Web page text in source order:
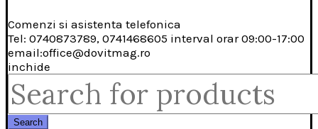
Comenzi si asistenta telefonica
Tel: 0740873789, 0741468605 interval orar 09:00-17:00
email:office@dovitmag.ro
inchide
Search
for:
Search